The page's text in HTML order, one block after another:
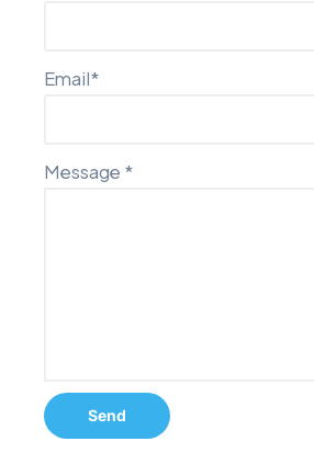
Email*
Message *